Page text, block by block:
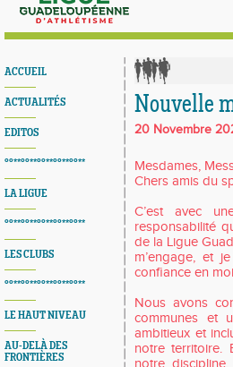
ACCUEIL
ACTUALITÉS
EDITOS
°°**°°**°°**°°**°°**
LA LIGUE
°°**°°**°°**°°**°°**
LES CLUBS
°°**°°**°°**°°**°°**
LE HAUT NIVEAU
AU-DELÀ DES
FRONTIÈRES
Nouvelle
20 Novembre
Mesdames,
Chers amis du
C’est avec
responsabilité
de la Ligue
m’engage, et
confiance en
Nous avons
communes et
ambitieux et
notre territoire.
notre